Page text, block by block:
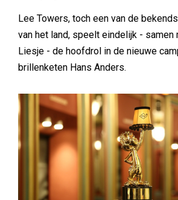
Lee Towers, toch een van de
van het land, speelt eindelijk - samen
Liesje - de hoofdrol in de nieuwe
brillenketen Hans Anders.